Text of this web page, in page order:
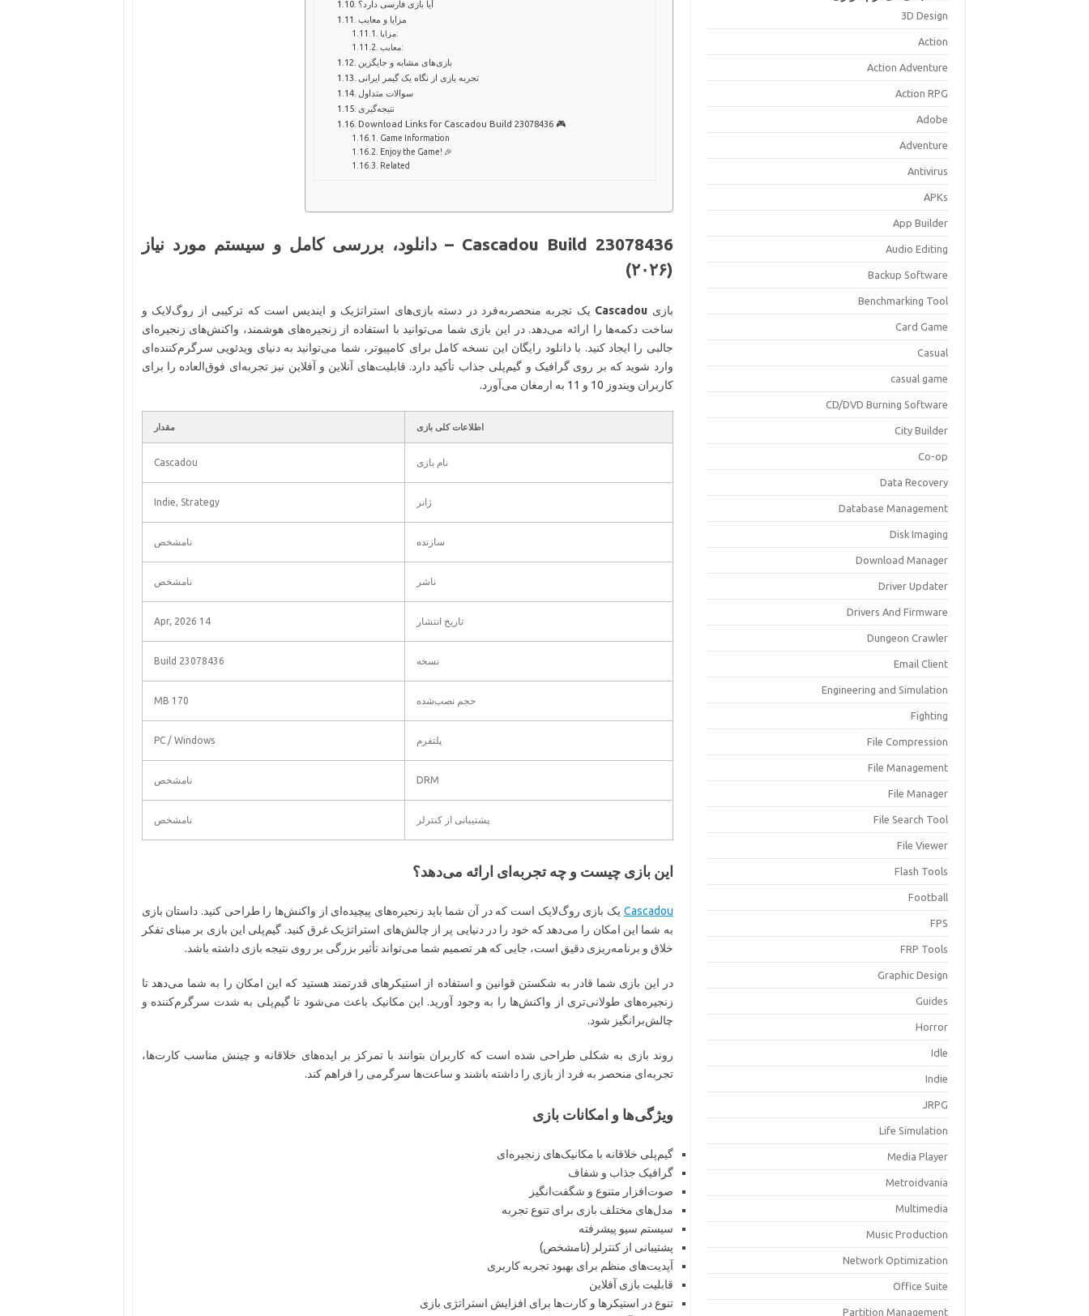
آیا بازی فارسی دارد؟
مزایا و معایب
مزایا:
معایب:
بازی‌های مشابه و جایگزین
تجربه بازی از نگاه یک گیمر ایرانی
سوالات متداول
نتیجه‌گیری
Download Links for Cascadou Build 23078436 🎮
Game Information
Enjoy the Game! 🎉
Related
Cascadou Build 23078436 – دانلود، بررسی کامل و سیستم مورد نیاز
(۲۰۲۶)
بازی Cascadou یک تجربه منحصربه‌فرد در دسته بازی‌های استراتژیک و ایندیس است که ترکیبی از روگ‌لایک و
ساخت دکمه‌ها را ارائه می‌دهد. در این بازی شما می‌توانید با استفاده از زنجیره‌های هوشمند، واکنش‌های زنجیره‌ای
جالبی را ایجاد کنید. با دانلود رایگان این نسخه کامل برای کامپیوتر، شما می‌توانید به دنیای ویدئویی سرگرم‌کننده‌ای
وارد شوید که بر روی گرافیک و گیم‌پلی جذاب تأکید دارد. قابلیت‌های آنلاین و آفلاین نیز تجربه‌ای فوق‌العاده را برای
کاربران ویندوز 10 و 11 به ارمغان می‌آورد.
اطلاعات کلی بازی مقدار
نام بازی Cascadou
ژانر Indie, Strategy
سازنده نامشخص
ناشر نامشخص
تاریخ انتشار 14 Apr, 2026
نسخه Build 23078436
حجم نصب‌شده 170 MB
پلتفرم PC / Windows
DRM نامشخص
پشتیبانی از کنترلر نامشخص
این بازی چیست و چه تجربه‌ای ارائه می‌دهد؟
Cascadou یک بازی روگ‌لایک است که در آن شما باید زنجیره‌های پیچیده‌ای از واکنش‌ها را طراحی کنید. داستان بازی
به شما این امکان را می‌دهد که خود را در دنیایی پر از چالش‌های استراتژیک غرق کنید. گیم‌پلی این بازی بر مبنای تفکر
خلاق و برنامه‌ریزی دقیق است، جایی که هر تصمیم شما می‌تواند تأثیر بزرگی بر روی نتیجه بازی داشته باشد.
در این بازی شما قادر به شکستن قوانین و استفاده از استیکرهای قدرتمند هستید که این امکان را به شما می‌دهد تا
زنجیره‌های طولانی‌تری از واکنش‌ها را به وجود آورید. این مکانیک باعث می‌شود تا گیم‌پلی به شدت سرگرم‌کننده و
چالش‌برانگیز شود.
روند بازی به شکلی طراحی شده است که کاربران بتوانند با تمرکز بر ایده‌های خلاقانه و چینش مناسب کارت‌ها،
تجربه‌ای منحصر به فرد از بازی را داشته باشند و ساعت‌ها سرگرمی را فراهم کند.
ویژگی‌ها و امکانات بازی
گیم‌پلی خلاقانه با مکانیک‌های زنجیره‌ای
گرافیک جذاب و شفاف
صوت‌افزار متنوع و شگفت‌انگیز
مدل‌های مختلف بازی برای تنوع تجربه
سیستم سیو پیشرفته
پشتیبانی از کنترلر (نامشخص)
آپدیت‌های منظم برای بهبود تجربه کاربری
قابلیت بازی آفلاین
تنوع در استیکرها و کارت‌ها برای افزایش استراتژی بازی
3D Design
Action
Action Adventure
Action RPG
Adobe
Adventure
Antivirus
APKs
App Builder
Audio Editing
Backup Software
Benchmarking Tool
Card Game
Casual
casual game
CD/DVD Burning Software
City Builder
Co-op
Data Recovery
Database Management
Disk Imaging
Download Manager
Driver Updater
Drivers And Firmware
Dungeon Crawler
Email Client
Engineering and Simulation
Fighting
File Compression
File Management
File Manager
File Search Tool
File Viewer
Flash Tools
Football
FPS
FRP Tools
Graphic Design
Guides
Horror
Idle
Indie
JRPG
Life Simulation
Media Player
Metroidvania
Multimedia
Music Production
Network Optimization
Office Suite
Partition Management